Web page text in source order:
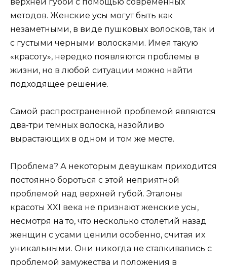
методов. Женские усы могут быть как
незаметными, в виде пушковых волосков, так и
с густыми черными волосками. Имея такую
«красоту», нередко появляются проблемы в
жизни, но в любой ситуации можно найти
подходящее решение.
Самой распространенной проблемой являются
два-три темных волоска, назойливо
вырастающих в одном и том же месте.
Проблема? А некоторым девушкам приходится
постоянно бороться с этой неприятной
проблемой над верхней губой. Эталоны
красоты XXI века не признают женские усы,
несмотря на то, что несколько столетий назад
женщин с усами ценили особенно, считая их
уникальными. Они никогда не сталкивались с
проблемой замужества и положения в